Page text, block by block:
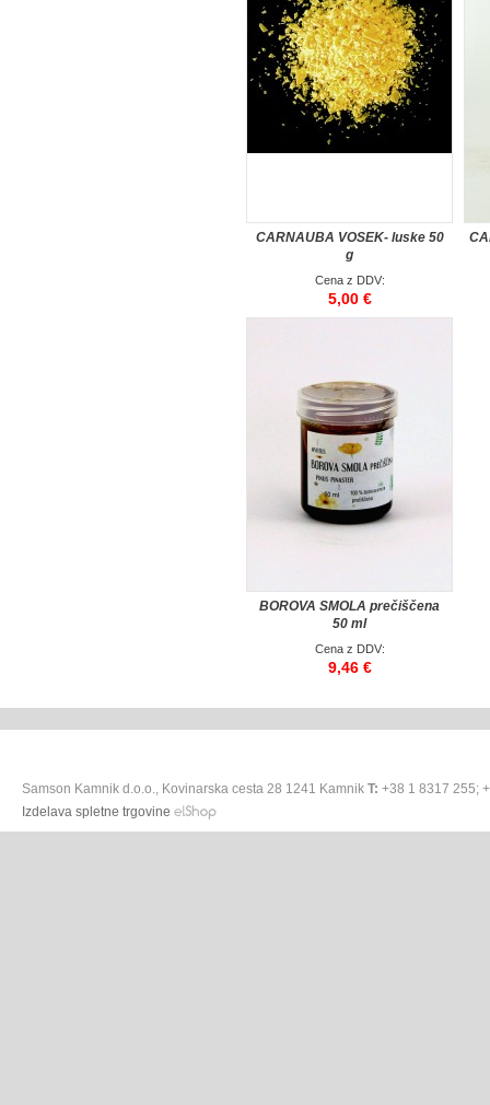
CARNAUBA VOSEK- luske 50
g
Cena z DDV:
5,00 €
BOROVA SMOLA prečiščena
50 ml
Cena z DDV:
9,46 €
Samson Kamnik d.o.o., Kovinarska cesta 28 1241 Kamnik T: +38 1 8317 255;
Izdelava spletne trgovine